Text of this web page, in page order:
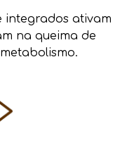
integrados ativam
na queima de